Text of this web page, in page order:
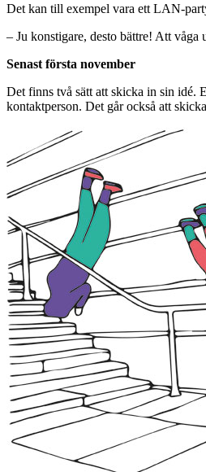
Det kan till exempel vara ett LAN-
– Ju konstigare, desto bättre! Att våga
Senast första november
Det finns två sätt att skicka in sin idé.
kontaktperson. Det går också att